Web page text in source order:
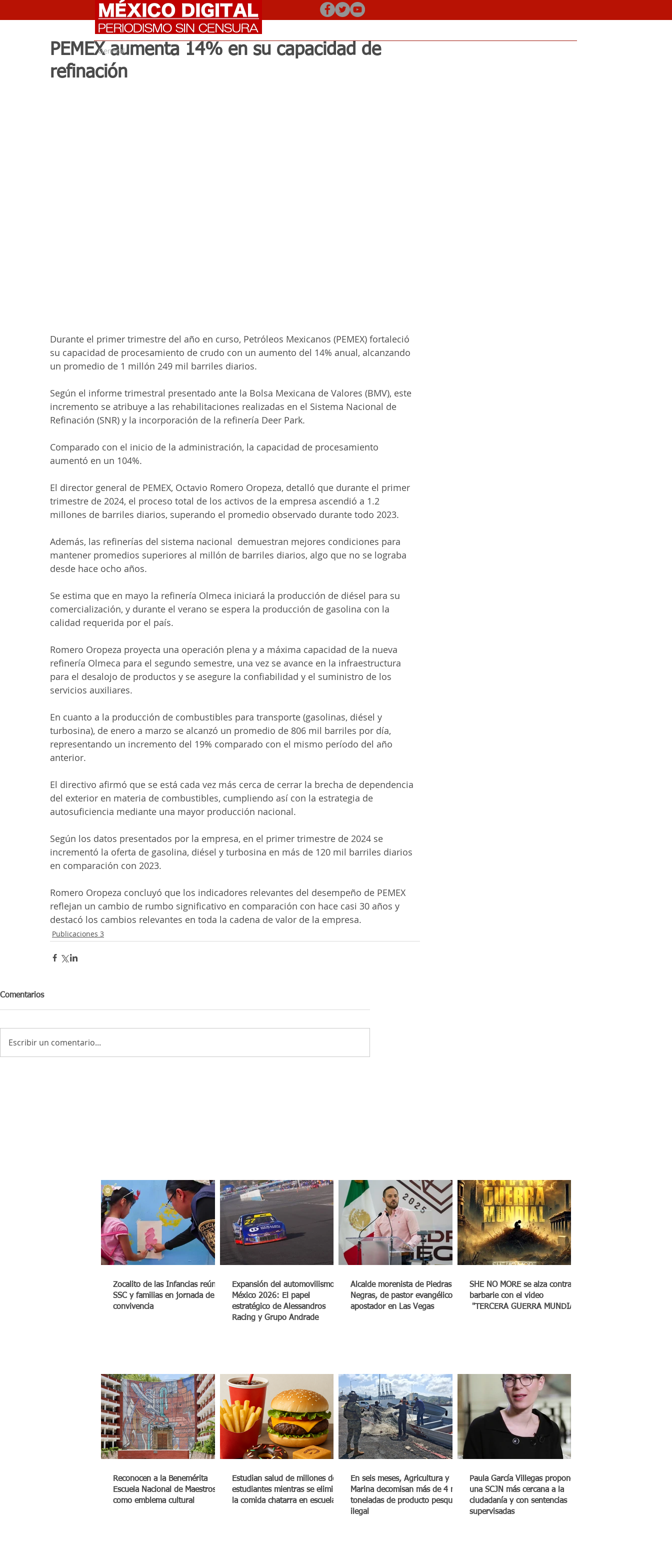
General
PEMEX aumenta 14% en su capacidad de
refinación
Durante el primer trimestre del año en curso, Petróleos Mexicanos (PEMEX) fortaleció
su capacidad de procesamiento de crudo con un aumento del 14% anual, alcanzando
un promedio de 1 millón 249 mil barriles diarios.
Según el informe trimestral presentado ante la Bolsa Mexicana de Valores (BMV), este
incremento se atribuye a las rehabilitaciones realizadas en el Sistema Nacional de
Refinación (SNR) y la incorporación de la refinería Deer Park.
Comparado con el inicio de la administración, la capacidad de procesamiento
aumentó en un 104%.
El director general de PEMEX, Octavio Romero Oropeza, detalló que durante el primer
trimestre de 2024, el proceso total de los activos de la empresa ascendió a 1.2
millones de barriles diarios, superando el promedio observado durante todo 2023.
Además, las refinerías del sistema nacional  demuestran mejores condiciones para
mantener promedios superiores al millón de barriles diarios, algo que no se lograba
desde hace ocho años.
Se estima que en mayo la refinería Olmeca iniciará la producción de diésel para su
comercialización, y durante el verano se espera la producción de gasolina con la
calidad requerida por el país.
Romero Oropeza proyecta una operación plena y a máxima capacidad de la nueva
refinería Olmeca para el segundo semestre, una vez se avance en la infraestructura
para el desalojo de productos y se asegure la confiabilidad y el suministro de los
servicios auxiliares.
En cuanto a la producción de combustibles para transporte (gasolinas, diésel y
turbosina), de enero a marzo se alcanzó un promedio de 806 mil barriles por día,
representando un incremento del 19% comparado con el mismo período del año
anterior.
El directivo afirmó que se está cada vez más cerca de cerrar la brecha de dependencia
del exterior en materia de combustibles, cumpliendo así con la estrategia de
autosuficiencia mediante una mayor producción nacional.
Según los datos presentados por la empresa, en el primer trimestre de 2024 se
incrementó la oferta de gasolina, diésel y turbosina en más de 120 mil barriles diarios
en comparación con 2023.
Romero Oropeza concluyó que los indicadores relevantes del desempeño de PEMEX
reflejan un cambio de rumbo significativo en comparación con hace casi 30 años y
destacó los cambios relevantes en toda la cadena de valor de la empresa.
Publicaciones 3
Comentarios
Escribir un comentario...
Zocalito de las Infancias reúne a
SSC y familias en jornada de
convivencia
Expansión del automovilismo en
México 2026: El papel
estratégico de Alessandros
Racing y Grupo Andrade
Alcalde morenista de Piedras
Negras, de pastor evangélico a
apostador en Las Vegas
SHE NO MORE se alza contra la
barbarie con el video
"TERCERA GUERRA MUNDIAL"
Reconocen a la Benemérita
Escuela Nacional de Maestros
como emblema cultural
Estudian salud de millones de
estudiantes mientras se elimina
la comida chatarra en escuelas
En seis meses, Agricultura y
Marina decomisan más de 4 mil
toneladas de producto pesquero
ilegal
Paula García Villegas propone
una SCJN más cercana a la
ciudadanía y con sentencias
supervisadas